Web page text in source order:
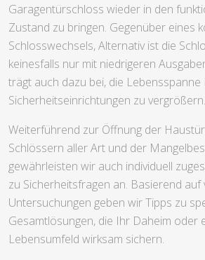
Garagentürschloss wieder in den
Zustand zu bringen. Gegenüber eines
Schlosswechsels, Alternativ ist die
keinesfalls nur mit niedrigeren
trägt auch dazu bei, die Lebensspanne
Sicherheitseinrichtungen zu vergrößern.
Weiterführend zur Öffnung der
Schlössern aller Art und der
gewährleisten wir auch individuell
zu Sicherheitsfragen an. Basierend auf
Untersuchungen geben wir Tipps zu
Gesamtlösungen, die Ihr Daheim oder
Lebensumfeld wirksam sichern.